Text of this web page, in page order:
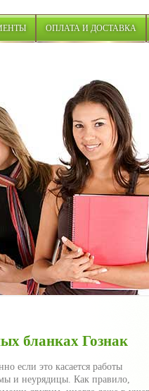
ОПЛАТА И ДОСТАВКА
бланках Гознак
если это касается работы
и неурядицы. Как правило,